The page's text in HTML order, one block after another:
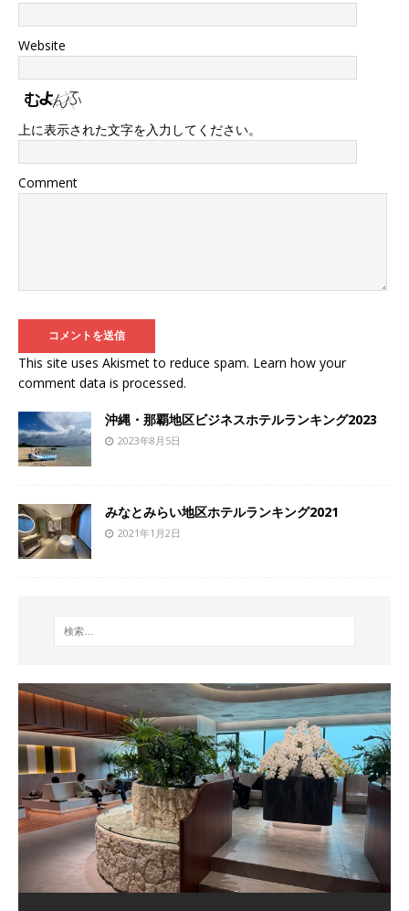
Website
上に表示された文字を入力してください。
Comment
This site uses Akismet to reduce spam. Learn how your
comment data is processed.
沖縄・那覇地区ビジネスホテルランキング2023
2023年8月5日
みなとみらい地区ホテルランキング2021
2021年1月2日